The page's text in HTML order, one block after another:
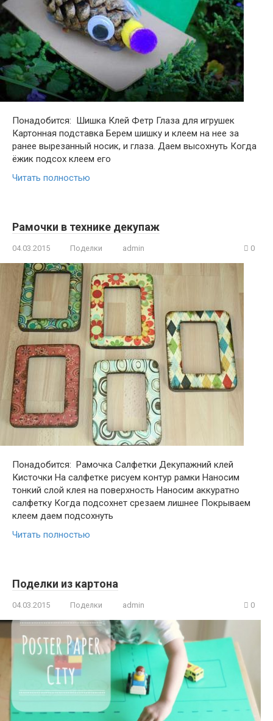
Понадобится: Шишка Клей Фетр Глаза для игрушек
Картонная подставка Берем шишку и клеем на нее за
ранее вырезанный носик, и глаза. Даем высохнуть Когда
ёжик подсох клеем его
Читать полностью
Рамочки в технике декупаж
04.03.2015 Поделки admin 0
Понадобится: Рамочка Салфетки Декупажний клей
Кисточки На салфетке рисуем контур рамки Наносим
тонкий слой клея на поверхность Наносим аккуратно
салфетку Когда подсохнет срезаем лишнее Покрываем
клеем даем подсохнуть
Читать полностью
Поделки из картона
04.03.2015 Поделки admin 0